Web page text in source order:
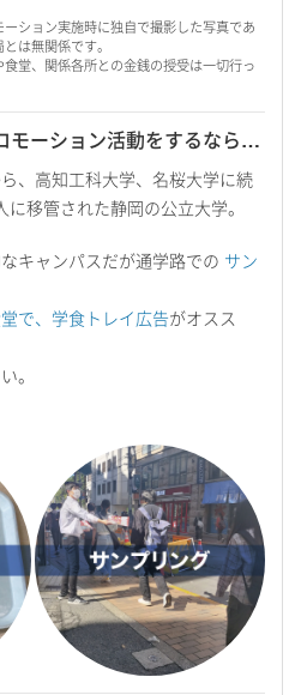
ション実施時に独自で撮影した写真であ
は無関係です。
堂、関係各所との金銭の授受は一切行っ
モーション活動をするなら…
、高知工科大学、名桜大学に続
移管された静岡の公立大学。
キャンパスだが通学路での サン
で、学食トレイ広告がオスス
。